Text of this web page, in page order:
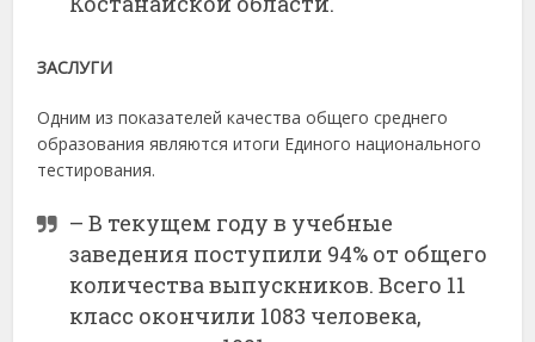
ЗАСЛУГИ
Одним из показателей качества общего среднего
образования являются итоги Единого национального
тестирования.
– В текущем году в учебные
заведения поступили 94% от общего
количества выпускников. Всего 11
класс окончили 1083 человека,